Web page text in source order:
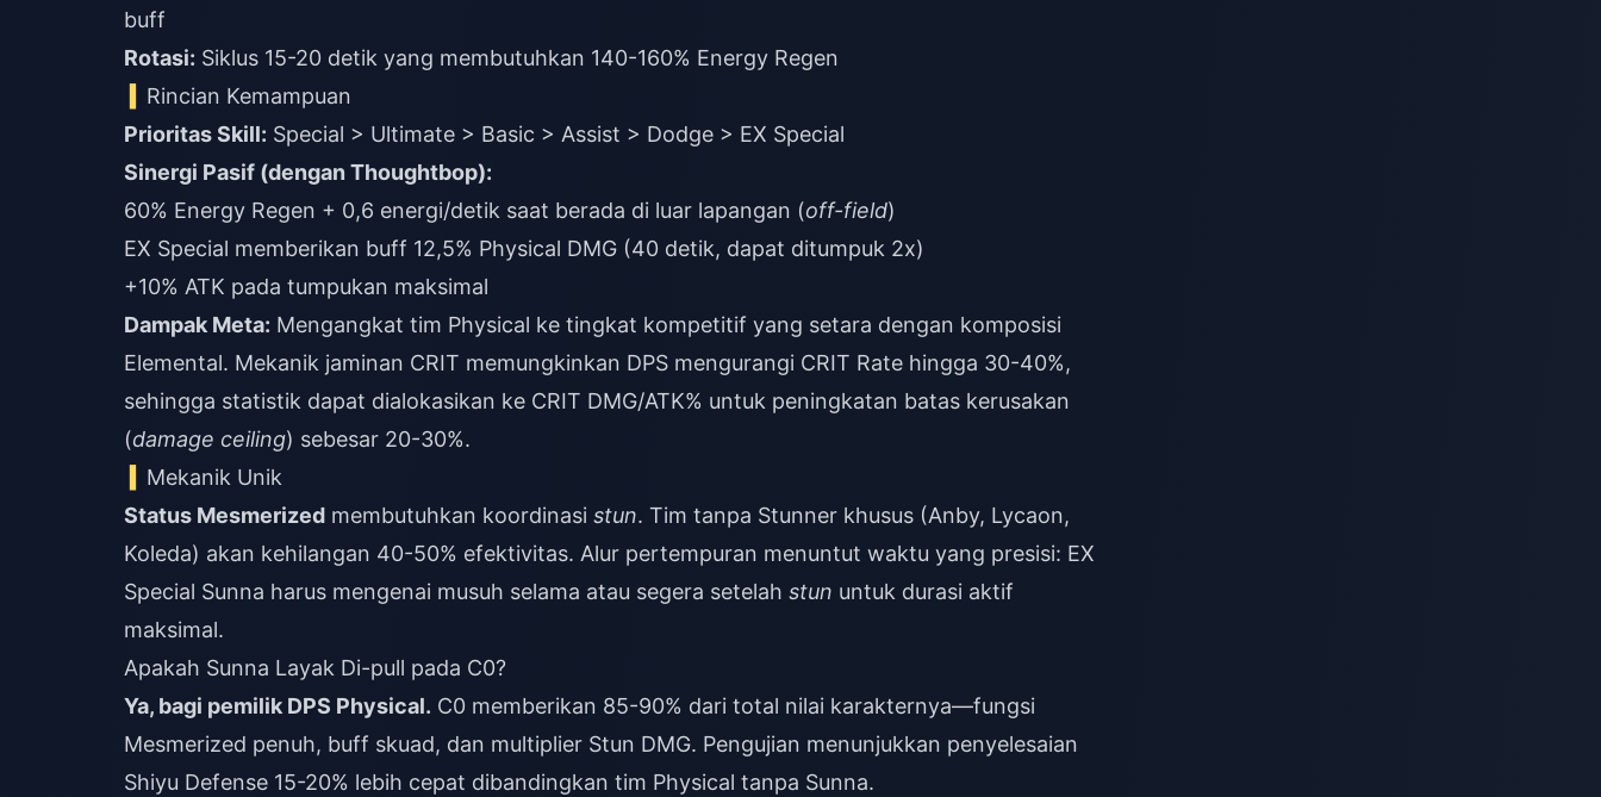
buff
Rotasi: Siklus 15-20 detik yang membutuhkan 140-160% Energy Regen
Rincian Kemampuan
Prioritas Skill: Special > Ultimate > Basic > Assist > Dodge > EX Special
Sinergi Pasif (dengan Thoughtbop):
60% Energy Regen + 0,6 energi/detik saat berada di luar lapangan (off-field)
EX Special memberikan buff 12,5% Physical DMG (40 detik, dapat ditumpuk 2x)
+10% ATK pada tumpukan maksimal
Dampak Meta: Mengangkat tim Physical ke tingkat kompetitif yang setara dengan komposisi
Elemental. Mekanik jaminan CRIT memungkinkan DPS mengurangi CRIT Rate hingga 30-40%,
sehingga statistik dapat dialokasikan ke CRIT DMG/ATK% untuk peningkatan batas kerusakan
(damage ceiling) sebesar 20-30%.
Mekanik Unik
Status Mesmerized membutuhkan koordinasi stun. Tim tanpa Stunner khusus (Anby, Lycaon,
Koleda) akan kehilangan 40-50% efektivitas. Alur pertempuran menuntut waktu yang presisi: EX
Special Sunna harus mengenai musuh selama atau segera setelah stun untuk durasi aktif
maksimal.
Apakah Sunna Layak Di-pull pada C0?
Ya, bagi pemilik DPS Physical. C0 memberikan 85-90% dari total nilai karakternya—fungsi
Mesmerized penuh, buff skuad, dan multiplier Stun DMG. Pengujian menunjukkan penyelesaian
Shiyu Defense 15-20% lebih cepat dibandingkan tim Physical tanpa Sunna.